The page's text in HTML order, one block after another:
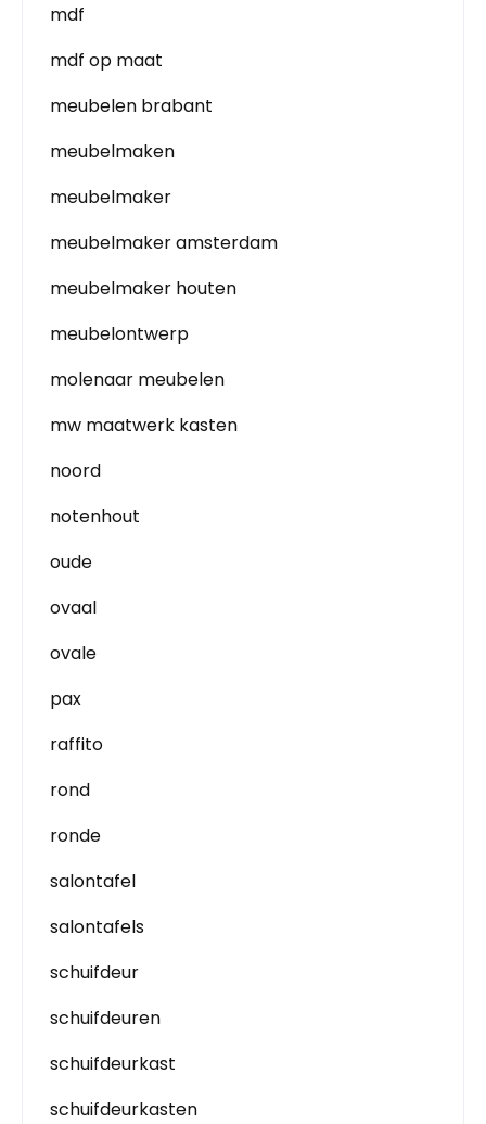
mdf
mdf op maat
meubelen brabant
meubelmaken
meubelmaker
meubelmaker amsterdam
meubelmaker houten
meubelontwerp
molenaar meubelen
mw maatwerk kasten
noord
notenhout
oude
ovaal
ovale
pax
raffito
rond
ronde
salontafel
salontafels
schuifdeur
schuifdeuren
schuifdeurkast
schuifdeurkasten